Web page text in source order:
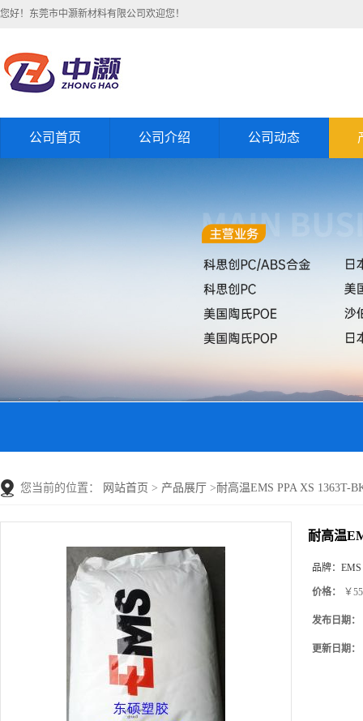
您好！东莞市中灏新材料有限公司欢迎您！
公司首页 公司介绍 公司动态
您当前的位置： 网站首页 > 产品展厅 >耐高温EMS PPA XS 1363T-
耐高温
品牌： EMS
价格： ￥
发布日期：
更新日期：